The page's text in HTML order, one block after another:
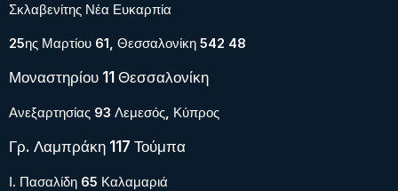
Σκλαβενίτης Νέα Ευκαρπία
25ης Μαρτίου 61, Θεσσαλονίκη 542 48
Μοναστηρίου 11 Θεσσαλονίκη
Ανεξαρτησίας 93 Λεμεσός, Κύπρος
Γρ. Λαμπράκη 117 Τούμπα
Ι. Πασαλίδη 65 Καλαμαριά